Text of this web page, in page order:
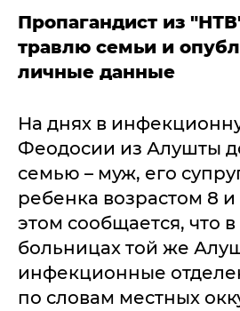
Пропагандист из
травлю семьи и
личные данные
На днях в
Феодосии из Алушты
семью – муж, его
ребенка возрастом 8 и
этом сообщается, что
больницах той же
инфекционные
по словам местных